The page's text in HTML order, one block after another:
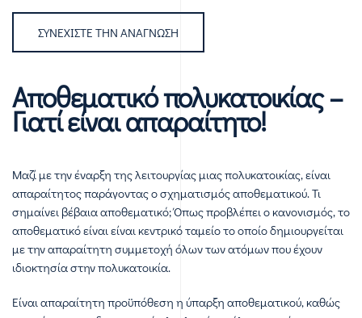
ΣΥΝΕΧΊΣΤΕ ΤΗΝ ΑΝΆΓΝΩΣΗ
Αποθεματικό πολυκατοικίας –
Γιατί είναι απαραίτητο!
Μαζί με την έναρξη της λειτουργίας μιας πολυκατοικίας, είναι
απαραίτητος παράγοντας ο σχηματισμός αποθεματικού. Τι
σημαίνει βέβαια αποθεματικό; Όπως προβλέπει ο κανονισμός, το
αποθεματικό είναι είναι κεντρικό ταμείο το οποίο δημιουργείται
με την απαραίτητη συμμετοχή όλων των ατόμων που έχουν
ιδιοκτησία στην πολυκατοικία.
Είναι απαραίτητη προϋπόθεση η ύπαρξη αποθεματικού, καθώς